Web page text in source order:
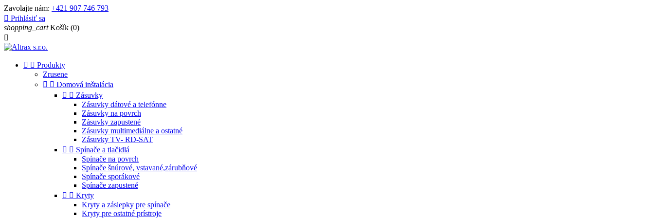
Zavolajte nám: +421 907 746 793
 Prihlásiť sa
shopping_cart Košík (0)

  Produkty
Zrusene
  Domová inštalácia
  Zásuvky
Zásuvky dátové a telefónne
Zásuvky na povrch
Zásuvky zapustené
Zásuvky multimediálne a ostatné
Zásuvky TV- RD-SAT
  Spínače a tlačidlá
Spínače na povrch
Spínače šnúrové, vstavané,zárubňové
Spínače sporákové
Spínače zapustené
  Kryty
Kryty a záslepky pre spínače
Kryty pre ostatné prístroje